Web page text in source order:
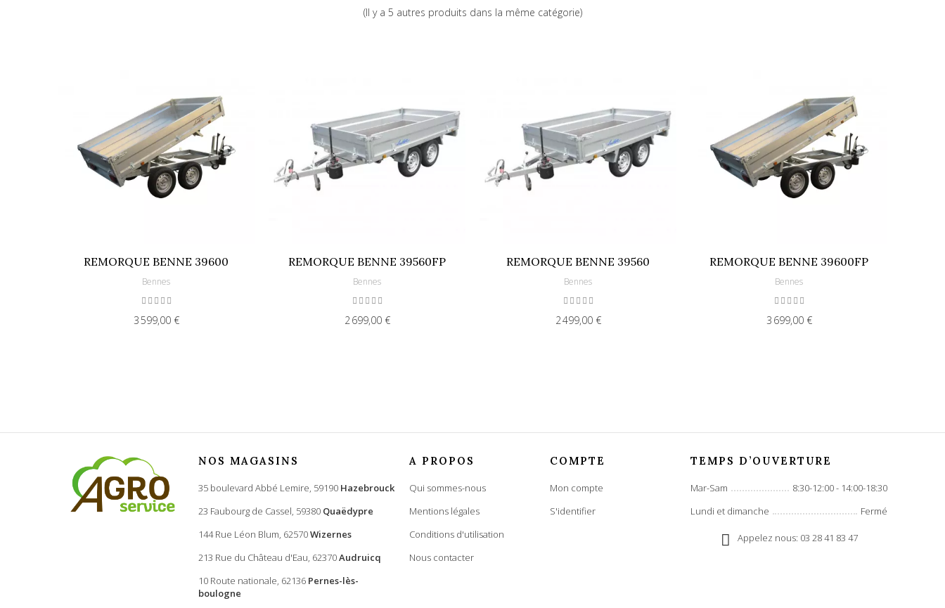
(Il y a 5 autres produits dans la même catégorie)
REMORQUE BENNE 39600
Bennes
3 599,00 €
REMORQUE BENNE 39560FP
Bennes
2 699,00 €
REMORQUE BENNE 39560
Bennes
2 499,00 €
REMORQUE BENNE 39600FP
Bennes
3 699,00 €
NOS MAGASINS
35 boulevard Abbé Lemire, 59190 Hazebrouck
23 Faubourg de Cassel, 59380 Quaëdypre
144 Rue Léon Blum, 62570Wizernes
213 Rue du Château d'Eau, 62370Audruicq
10 Route nationale, 62136 Pernes-lès-
boulogne
A PROPOS
Qui sommes-nous
Mentions légales
Conditions d'utilisation
Nous contacter
COMPTE
Mon compte
S'identifier
TEMPS D’OUVERTURE
Mar-Sam
8:30-12:00 - 14:00-18:30
Lundi et dimanche
Fermé
Appelez nous: 03 28 41 83 47